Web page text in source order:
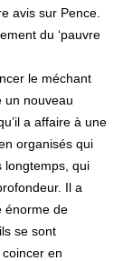
avis sur Pence.
du ‘pauvre
le méchant
un nouveau
a affaire à une
organisés qui
longtemps, qui
Il a
énorme de
se sont
en